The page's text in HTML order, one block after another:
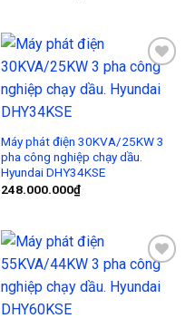
Add to
Wishlist
Máy phát điện 30KVA/25KW 3
pha công nghiệp chạy dầu.
Hyundai DHY34KSE
248.000.000₫
Add to
Wishlist